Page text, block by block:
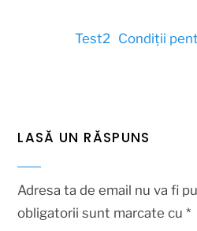
Test2 Condiții
LASĂ UN RĂSPUNS
Adresa ta de email nu va fi
obligatorii sunt marcate cu*